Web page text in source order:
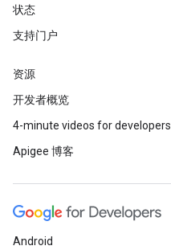
状态
支持门户
资源
开发者概览
4-minute videos for developers
Apigee 博客
Android